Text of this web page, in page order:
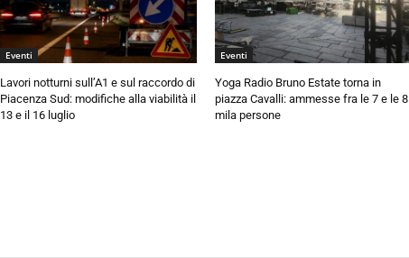
Eventi
Lavori notturni sull’A1 e sul raccordo di
Piacenza Sud: modifiche alla viabilità il
13 e il 16 luglio
Eventi
Yoga Radio Bruno Estate torna in
piazza Cavalli: ammesse fra le 7 e le 8
mila persone